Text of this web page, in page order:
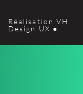
Réalisation VH
Design UX ●